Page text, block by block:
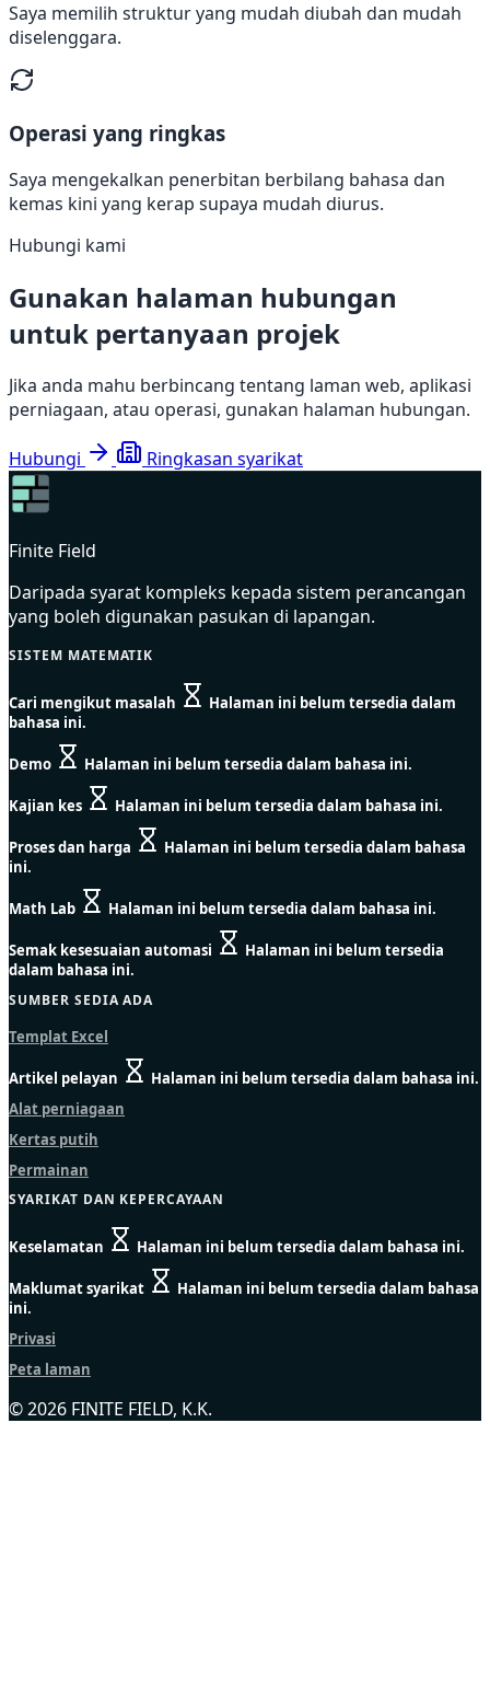
Saya memilih struktur yang mudah diubah dan mudah
diselenggara.
Operasi yang ringkas
Saya mengekalkan penerbitan berbilang bahasa dan
kemas kini yang kerap supaya mudah diurus.
Hubungi kami
Gunakan halaman hubungan
untuk pertanyaan projek
Jika anda mahu berbincang tentang laman web, aplikasi
perniagaan, atau operasi, gunakan halaman hubungan.
Hubungi Ringkasan syarikat
Finite Field
Daripada syarat kompleks kepada sistem perancangan
yang boleh digunakan pasukan di lapangan.
SISTEM MATEMATIK
Cari mengikut masalah
Halaman ini belum tersedia dalam
bahasa ini.
Demo Halaman ini belum tersedia dalam bahasa ini.
Kajian kes Halaman ini belum tersedia dalam bahasa ini.
Proses dan harga
Halaman ini belum tersedia dalam bahasa
ini.
Math Lab Halaman ini belum tersedia dalam bahasa ini.
Semak kesesuaian automasi
Halaman ini belum tersedia
dalam bahasa ini.
SUMBER SEDIA ADA
Templat Excel
Artikel pelayan
Halaman ini belum tersedia dalam bahasa ini.
Alat perniagaan
Kertas putih
Permainan
SYARIKAT DAN KEPERCAYAAN
Keselamatan Halaman ini belum tersedia dalam bahasa ini.
Maklumat syarikat
Halaman ini belum tersedia dalam bahasa
ini.
Privasi
Peta laman
© 2026 FINITE FIELD, K.K.